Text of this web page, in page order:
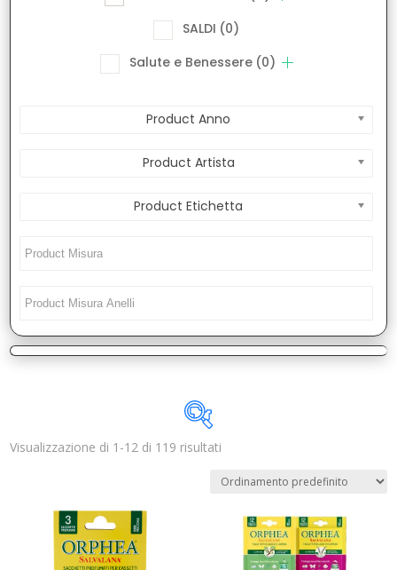
SALDI (0)
Salute e Benessere (0)
Product Anno
Product Artista
Product Etichetta
Categorie prodotto
Visualizzazione di 1-12 di 119 risultati